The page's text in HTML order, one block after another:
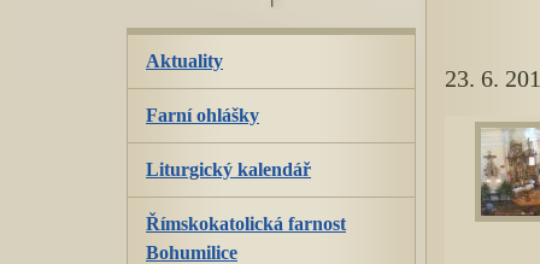
23. 6.
Aktuality
Farní ohlášky
Liturgický kalendář
Římskokatolická farnost
Bohumilice